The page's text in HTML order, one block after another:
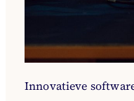
Innovatieve